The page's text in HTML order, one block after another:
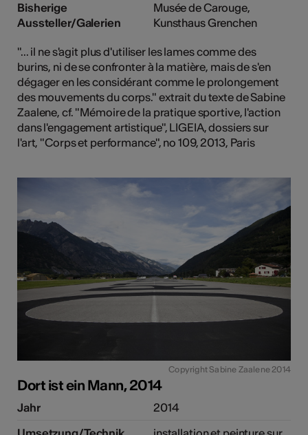
Bisherige
Aussteller/Galerien
Musée de Carouge,
Kunsthaus Grenchen
"... il ne s'agit plus d'utiliser les lames comme des
burins, ni de se confronter à la matière, mais de s'en
dégager en les considérant comme le prolongement
des mouvements du corps." extrait du texte de Sabine
Zaalene, cf. "Mémoire de la pratique sportive, l'action
dans l'engagement artistique", LIGEIA, dossiers sur
l'art, "Corps et performance", no 109, 2013, Paris
Copyright Sabine Zaalene 2014
Dort ist ein Mann, 2014
Jahr
2014